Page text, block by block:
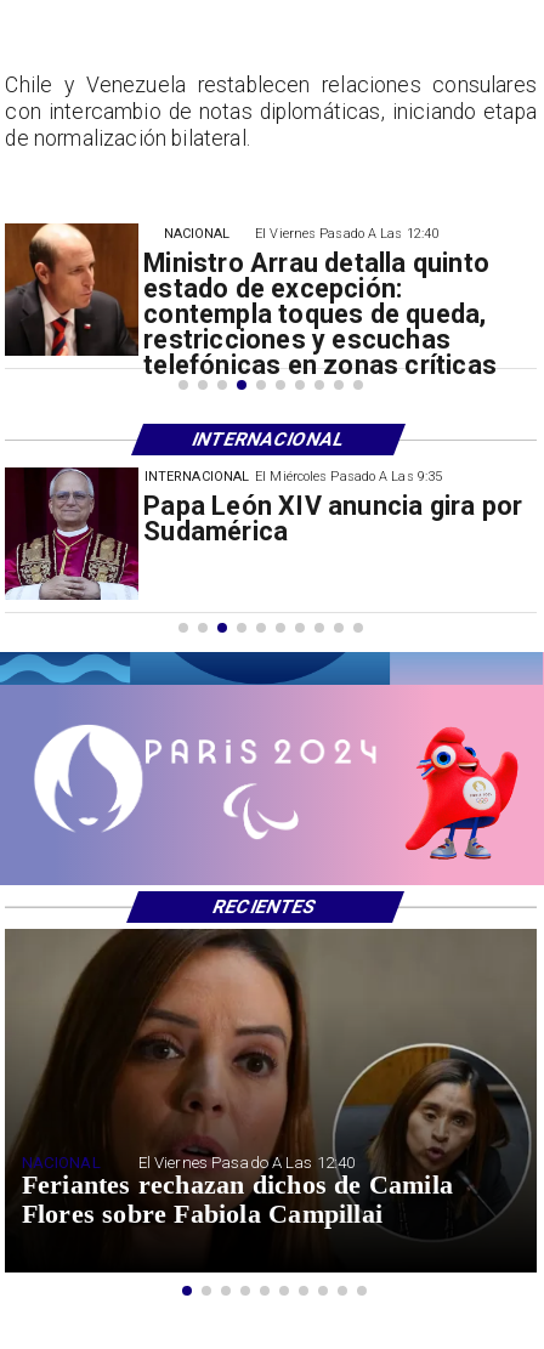
El Miércoles Pasado A Las 9:35
China restringe exportación de
drones a EEUU y sanciona
INTERNACIONAL
El Viernes Pasado A Las 12:40
Ministro Arrau detalla quinto
estado de excepción:
contempla toques de queda,
restricciones y escuchas
telefónicas en zonas críticas
NACIONAL
Chile y Venezuela restablecen relaciones consulares
con intercambio de notas diplomáticas, iniciando etapa
de normalización bilateral.
INTERNACIONAL
Feriantes rechazan dichos de Camila
Flores sobre Fabiola Campillai
NACIONAL El Viernes Pasado A Las 12:40
RECIENTES